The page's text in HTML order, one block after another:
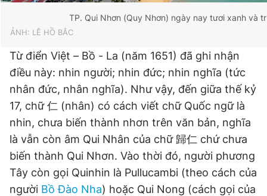
TP. Qui Nhơn (Quy Nhơn) ngày nay tươi xanh và
ẢNH: LÊ HỒ BẮC
Từ điển Việt – Bồ - La (năm 1651) đã ghi nhận
điều này: nhin người; nhin đức; nhin nghĩa (tức
nhân đức, nhân nghĩa). Như vậy, đến giữa thế kỷ
17, chữ 仁 (nhân) có cách viết chữ Quốc ngữ là
nhin, chưa biến thành nhơn trên văn bản, nghĩa
là vẫn còn âm Qui Nhân của chữ 歸仁 chứ chưa
biến thành Qui Nhơn. Vào thời đó, người phương
Tây còn gọi Quinhin là Pullucambi (theo cách của
người Bồ Đào Nha) hoặc Qui Nong (cách gọi của